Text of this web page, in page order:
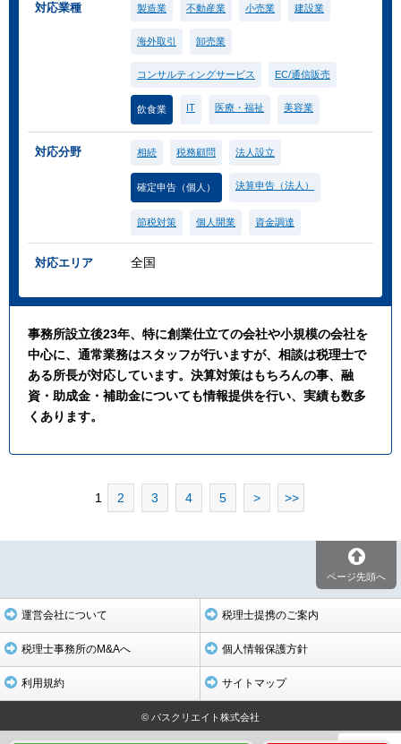
対応業種 製造業 不動産業 小売業 建設業
海外取引 卸売業
コンサルティングサービス EC/通信販売
飲食業 IT 医療・福祉 美容業
対応分野 相続 税務顧問 法人設立
確定申告（個人） 決算申告（法人）
節税対策 個人開業 資金調達
対応エリア 全国
事務所設立後23年、特に創業仕立ての会社や小規模の会社を
中心に、通常業務はスタッフが行いますが、相談は税理士で
ある所長が対応しています。決算対策はもちろんの事、融
資・助成金・補助金についても情報提供を行い、実績も数多
くあります。
1 2 3 4 5 > >>
ページ先頭へ
運営会社について 税理士提携のご案内
税理士事務所のM&Aへ 個人情報保護方針
利用規約 サイトマップ
© パスクリエイト株式会社